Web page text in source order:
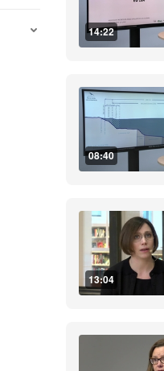
14:22
08:40
13:04